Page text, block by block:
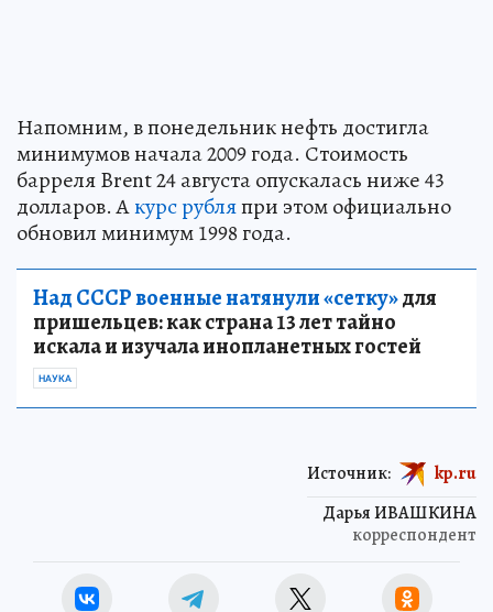
Напомним, в понедельник нефть достигла
минимумов начала 2009 года. Стоимость
барреля Brent 24 августа опускалась ниже 43
долларов. Акурс рубляпри этом официально
обновил минимум 1998 года.
Над СССР военные натянули «сетку»для
пришельцев: как страна 13 лет тайно
искала и изучала инопланетных гостей
НАУКА
Дарья ИВАШКИНА
корреспондент
Источник: kp.ru